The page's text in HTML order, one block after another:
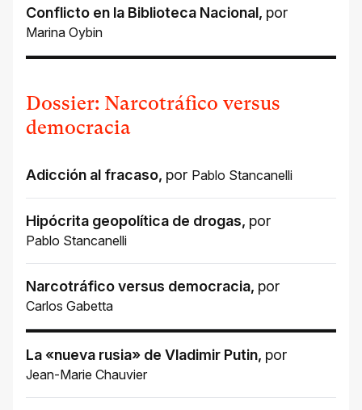
Conflicto en la Biblioteca Nacional, por
Marina Oybin
Dossier: Narcotráfico versus
democracia
Adicción al fracaso, por Pablo Stancanelli
Hipócrita geopolítica de drogas, por
Pablo Stancanelli
Narcotráfico versus democracia, por
Carlos Gabetta
La «nueva rusia» de Vladimir Putin, por
Jean-Marie Chauvier